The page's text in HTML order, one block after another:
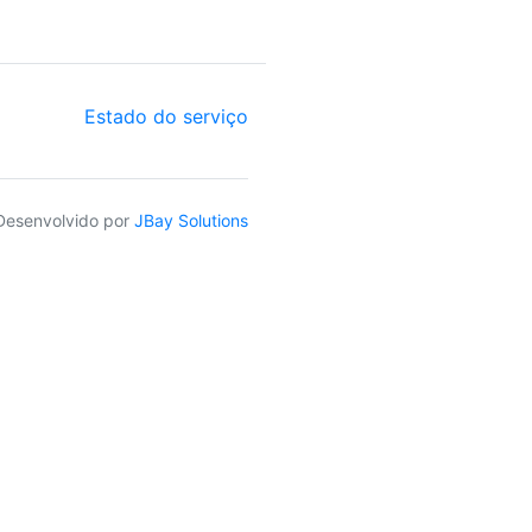
Estado do serviço
por JBay Solutions